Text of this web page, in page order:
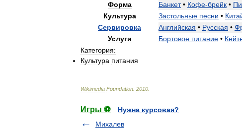
Форма
Банкет• Кофе-брейк •
Культура
Застольные песни •
Сервировка
Английская • Русская •
Услуги
Бортовое питание •
Категория:
Культура питания
Wikimedia Foundation 2010
Игры ⚽
Нужна курсовая?
Михалев